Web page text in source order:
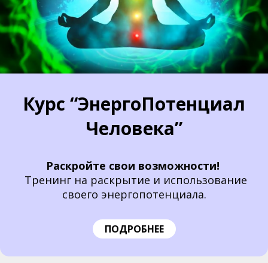
Курс “ЭнергоПотенциал
Человека”
Раскройте свои возможности!
Тренинг на раскрытие и использование
своего энергопотенциала.
ПОДРОБНЕЕ